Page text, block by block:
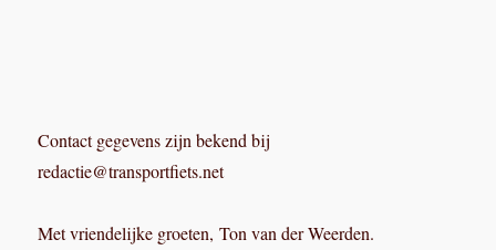
Contact gegevens zijn bekend bij
redactie@transportfiets.net
Met vriendelijke groeten, Ton van der Weerden.